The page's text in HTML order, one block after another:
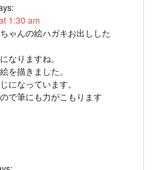
1:30 am
ゃんの絵ハガキお出しした
なりますね。
を描きました。
になっています。
で筆にも力がこもります